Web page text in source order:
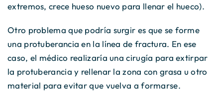
extremos, crece hueso nuevo para llenar el hueco).
Otro problema que podría surgir es que se forme
una protuberancia en la línea de fractura. En ese
caso, el médico realizaría una cirugía para extirpar
la protuberancia y rellenar la zona con grasa u otro
material para evitar que vuelva a formarse.